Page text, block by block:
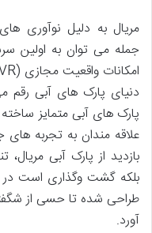
مریال به دلیل نوآوری
جمله می توان به اولین
دنیای پارک های آبی رقم
پارک های آبی متمایز
علاقه مندان به تجربه
بازدید از پارک آبی
بلکه گشت وگذاری است در
طراحی شده تا حسی از
آورد.